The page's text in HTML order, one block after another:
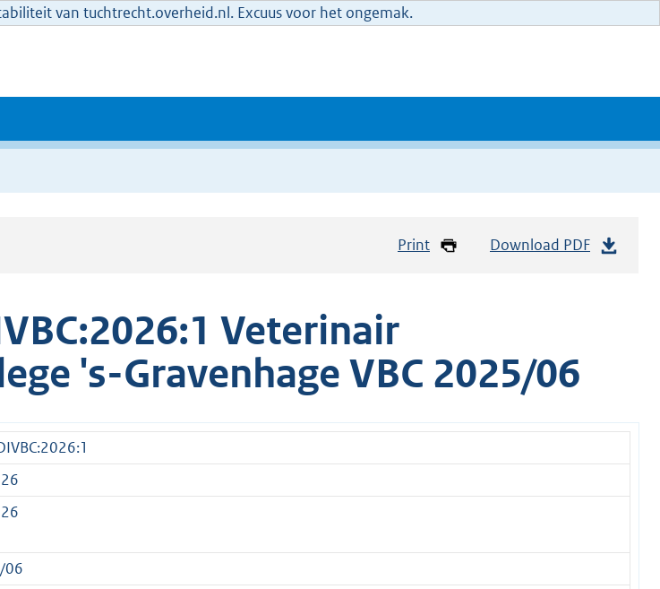
van tuchtrecht.overheid.nl. Excuus voor het ongemak.
Print Download PDF
Veterinair
's-Gravenhage VBC 2025/06
06